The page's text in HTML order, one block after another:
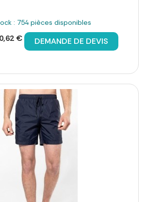
: 754 pièces disponibles
€ DEMANDE DE DEVIS